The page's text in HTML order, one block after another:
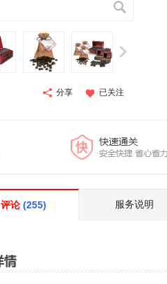
分享 已关注
评论 (255) 服务说明